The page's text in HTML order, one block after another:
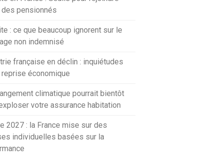
des pensionnés
: ce que beaucoup ignorent sur le
non indemnisé
française en déclin : inquiétudes
reprise économique
climatique pourrait bientôt
votre assurance habitation
2027 : la France mise sur des
individuelles basées sur la